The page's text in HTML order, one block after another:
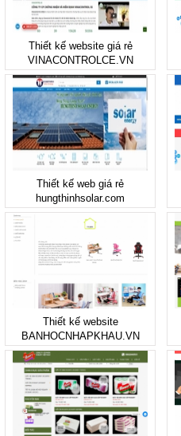
Thiết kế website giá rẻ
VINACONTROLCE.VN
Thiết kế web giá rẻ
hungthinhsolar.com
Thiết kế website
BANHOCNHAPKHAU.VN